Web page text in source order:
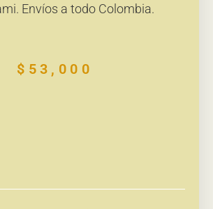
Envíos a todo Colombia.
$ 53,000